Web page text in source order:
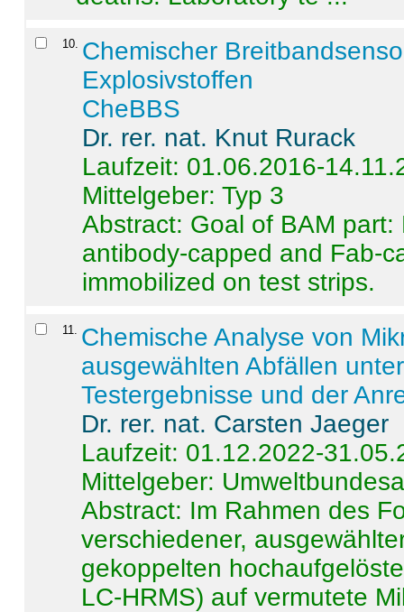
10 Chemischer
Explosivstoffen
CheBBS
Dr. rer. nat. Knut Rurack
Laufzeit: 01.06.2016-
Mittelgeber: Typ 3
Abstract: Goal of BAM
antibody-capped and Fab-
immobilized on test strips.
11
Chemische Analyse von
ausgewählten Abfällen
Testergebnisse und der
Dr. rer. nat. Carsten Jaeger
Laufzeit: 01.12.2022-
Mittelgeber:
Abstract: Im Rahmen des
verschiedener,
gekoppelten
LC-HRMS) auf vermutete